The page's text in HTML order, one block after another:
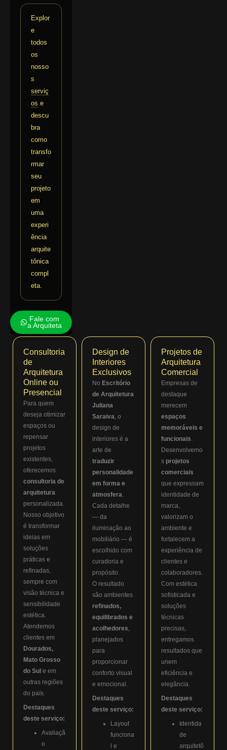
Explor
e
todos
os
nosso
s
serviç
os e
descu
bra
como
transfo
rmar
seu
projeto
em
uma
experi
ência
arquite
tônica
compl
eta.
Fale com
a Arquiteta
Consultoria
de
Arquitetura
Online ou
Presencial
Para quem
deseja otimizar
espaços ou
repensar
projetos
existentes,
oferecemos
consultoria de
arquitetura
personalizada.
Nosso objetivo
é transformar
ideias em
soluções
práticas e
refinadas,
sempre com
visão técnica e
sensibilidade
estética.
Atendemos
clientes em
Dourados,
Mato Grosso
do Sul e em
outras regiões
do país.
Destaques
deste serviço:
Avaliaçã
o
Design de
Interiores
Exclusivos
No Escritório
de Arquitetura
Juliana
Saraiva , o
design de
interiores é a
arte de
traduzir
personalidade
em forma e
atmosfera
Cada detalhe
— da
iluminação ao
mobiliário — é
escolhido com
curadoria e
propósito.
O resultado
são ambientes
refinados,
equilibrados e
acolhedores
planejados
para
proporcionar
conforto visual
e emocional.
Destaques
deste serviço:
Layout
funciona
l e
Projetos de
Arquitetura
Comercial
Empresas de
destaque
merecem
espaços
memoráveis e
funcionais
Desenvolvemo
s projetos
comerciais
que expressam
identidade de
marca,
valorizam o
ambiente e
fortalecem a
experiência de
clientes e
colaboradores.
Com estética
sofisticada e
soluções
técnicas
precisas,
entregamos
resultados que
unem
eficiência e
elegância.
Destaques
deste serviço:
Identida
de
arquitetô